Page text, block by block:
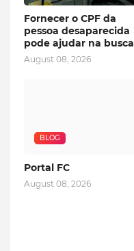
Fornecer o CPF da
pessoa desaparecida
pode ajudar na busca
August 08, 2026
BLOG
Portal FC
August 08, 2026